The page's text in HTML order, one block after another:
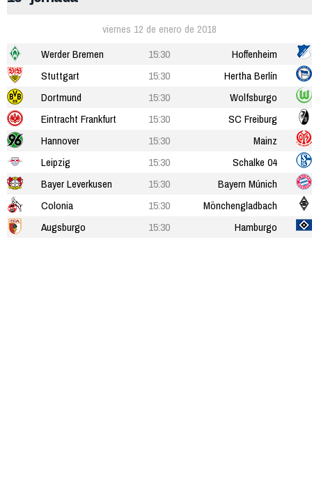
viernes 12 de enero de 2018
Werder Bremen
15:30
Hoffenheim
Stuttgart
15:30
Hertha Berlín
Dortmund
15:30
Wolfsburgo
Eintracht Frankfurt
15:30
SC Freiburg
Hannover
15:30
Mainz
Leipzig
15:30
Schalke 04
Bayer Leverkusen
15:30
Bayern Múnich
Colonia
15:30
Mönchengladbach
Augsburgo
15:30 Hamburgo